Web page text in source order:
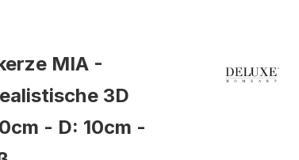
MIA -
3D
- D: 10cm -